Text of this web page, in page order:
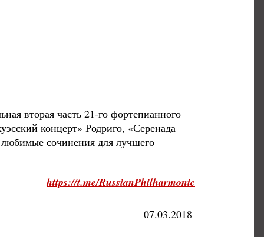
вторая часть 21-го фортепианного
концерт» Родриго, «Серенада
сочинения для лучшего
https://t.me/RussianPhilharmonic
07.03.2018